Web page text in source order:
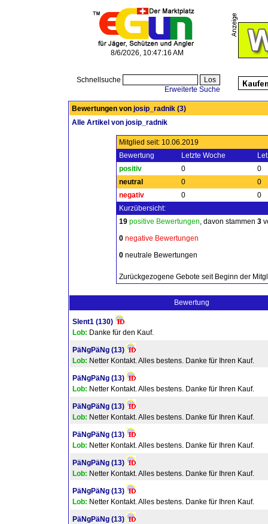
8/6/2026, 10:47:16 AM
Schnellsuche
Erweiterte Suche
Bewertungen von josip_radnik (3)
Alle Artikel von josip_radnik
Mitglied seit: 10.06.2019
Bewertung
Letzte Woche
positiv
0
0
neutral
0
0
negativ
0
0
Kurzübersicht:
19 positive Bewertungen, davon stammen 3
0 negative Bewertungen
0 neutrale Bewertungen
Zurückgezogene Gebote seit Beginn der
Bewertung
Slent1 (130)
Lob: Danke für den Kauf.
PäNgPäNg (13)
Lob: Netter Kontakt. Alles bestens. Danke für Ihren Kauf.
PäNgPäNg (13)
Lob: Netter Kontakt. Alles bestens. Danke für Ihren Kauf.
PäNgPäNg (13)
Lob: Netter Kontakt. Alles bestens. Danke für Ihren Kauf.
PäNgPäNg (13)
Lob: Netter Kontakt. Alles bestens. Danke für Ihren Kauf.
PäNgPäNg (13)
Lob: Netter Kontakt. Alles bestens. Danke für Ihren Kauf.
PäNgPäNg (13)
Lob: Netter Kontakt. Alles bestens. Danke für Ihren Kauf.
PäNgPäNg (13)